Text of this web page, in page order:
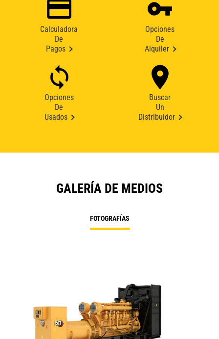
Calculadora
De
Pagos
Opciones
De
Alquiler
Opciones
De
Usados
Buscar
Un
Distribuidor
GALERÍA DE MEDIOS
FOTOGRAFÍAS